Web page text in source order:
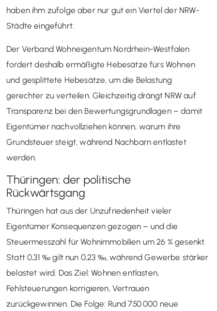
haben ihm zufolge aber nur gut ein Viertel der NRW-
Städte eingeführt.
Der Verband Wohneigentum Nordrhein-Westfalen
fordert deshalb ermäßigte Hebesätze fürs Wohnen
und gesplittete Hebesätze, um die Belastung
gerechter zu verteilen. Gleichzeitig drängt NRW auf
Transparenz bei den Bewertungsgrundlagen – damit
Eigentümer nachvollziehen können, warum ihre
Grundsteuer steigt, während Nachbarn entlastet
werden.
Thüringen: der politische
Rückwärtsgang
Thüringen hat aus der Unzufriedenheit vieler
Eigentümer Konsequenzen gezogen – und die
Steuermesszahl für Wohnimmobilien um 26 % gesenkt.
Statt 0,31 ‰ gilt nun 0,23 ‰, während Gewerbe stärker
belastet wird. Das Ziel: Wohnen entlasten,
Fehlsteuerungen korrigieren, Vertrauen
zurückgewinnen. Die Folge: Rund 750.000 neue